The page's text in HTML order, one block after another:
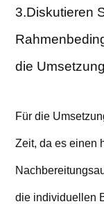
3.Diskutieren
die
Für die
Zeit, da es einen
die individuellen